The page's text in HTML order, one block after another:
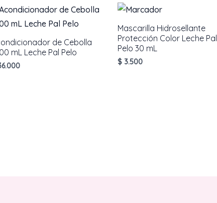
mL,
cantidad
de Cebolla
mL Leche Pal Pelo
Mascarilla Hidrosellante
Protección Color Leche Pal
Pelo 30 mL
$ 3.500